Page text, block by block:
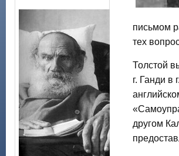
письмом
тех
Толстой
г. Ганди
другом